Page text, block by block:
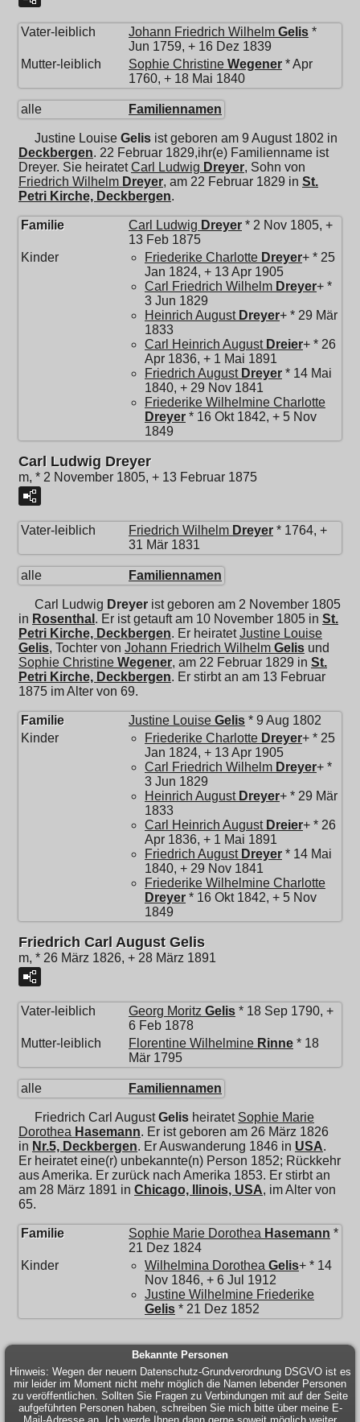
Vater-leiblich Johann Friedrich Wilhelm Gelis *
Jun 1759, + 16 Dez 1839
Mutter-leiblich
Sophie Christine Wegener * Apr
1760, + 18 Mai 1840
alle Familiennamen
Justine Louise Gelis ist geboren am 9 August 1802 in
Deckbergen. 22 Februar 1829,ihr(e) Familienname ist
Dreyer. Sie heiratetCarl Ludwig Dreyer, Sohn von
Friedrich Wilhelm Dreyer, am 22 Februar 1829 in St.
Petri Kirche, Deckbergen.
Familie Carl Ludwig Dreyer * 2 Nov 1805, +
13 Feb 1875
Kinder
Friederike Charlotte Dreyer+ * 25
Jan 1824, + 13 Apr 1905
Carl Friedrich Wilhelm Dreyer+ *
3 Jun 1829
Heinrich August Dreyer+ * 29 Mär
1833
Carl Heinrich August Dreier+ * 26
Apr 1836, + 1 Mai 1891
Friedrich August Dreyer * 14 Mai
1840, + 29 Nov 1841
Friederike Wilhelmine Charlotte
Dreyer * 16 Okt 1842, + 5 Nov
1849
Carl Ludwig Dreyer
m, * 2 November 1805, + 13 Februar 1875
Vater-leiblich Friedrich Wilhelm Dreyer * 1764, +
31 Mär 1831
alle Familiennamen
Carl Ludwig Dreyer ist geboren am 2 November 1805
in Rosenthal . Er ist getauft am 10 November 1805 in St.
Petri Kirche, Deckbergen. Er heiratetJustine Louise
Gelis, Tochter von Johann Friedrich Wilhelm Gelis und
Sophie Christine Wegener, am 22 Februar 1829 in St.
Petri Kirche, Deckbergen. Er stirbt an am 13 Februar
1875 im Alter von 69.
Familie Justine Louise Gelis * 9 Aug 1802
Kinder
Friederike Charlotte Dreyer+ * 25
Jan 1824, + 13 Apr 1905
Carl Friedrich Wilhelm Dreyer+ *
3 Jun 1829
Heinrich August Dreyer+ * 29 Mär
1833
Carl Heinrich August Dreier+ * 26
Apr 1836, + 1 Mai 1891
Friedrich August Dreyer * 14 Mai
1840, + 29 Nov 1841
Friederike Wilhelmine Charlotte
Dreyer * 16 Okt 1842, + 5 Nov
1849
Friedrich Carl August Gelis
m, * 26 März 1826, + 28 März 1891
Vater-leiblich Georg Moritz Gelis * 18 Sep 1790, +
6 Feb 1878
Mutter-leiblich
Florentine Wilhelmine Rinne * 18
Mär 1795
alle Familiennamen
Friedrich Carl August Gelis heiratet Sophie Marie
Dorothea Hasemann. Er ist geboren am 26 März 1826
in Nr.5, Deckbergen. Er Auswanderung 1846 in USA.
Er heiratet eine(r) unbekannte(n) Person 1852; Rückkehr
aus Amerika. Er zurück nach Amerika 1853. Er stirbt an
am 28 März 1891 in Chicago, Ilinois, USA, im Alter von
65.
Familie Sophie Marie Dorothea Hasemann *
21 Dez 1824
Kinder
Wilhelmina Dorothea Gelis+ * 14
Nov 1846, + 6 Jul 1912
Justine Wilhelmine Friederike
Gelis * 21 Dez 1852
Bekannte Personen
Hinweis: Wegen der neuern Datenschutz-Grundverordnung DSGVO ist es
mir leider im Moment nicht mehr möglich die Namen lebender Personen
zu veröffentlichen. Sollten Sie Fragen zu Verbindungen mit auf der Seite
aufgeführten Personen haben, schreiben Sie mich bitte über meine E-